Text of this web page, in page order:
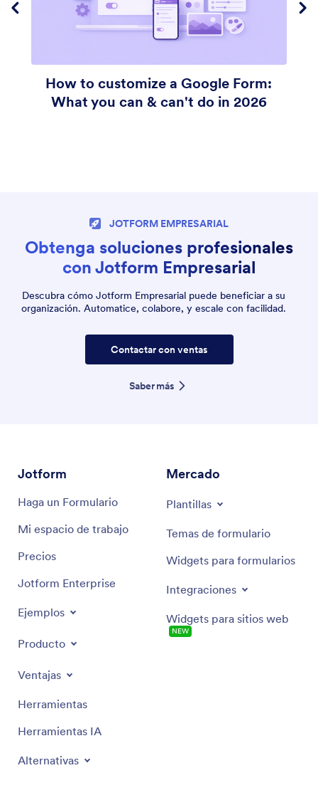
How to customize a Google Form:
What you can & can't do in 2026
JOTFORM EMPRESARIAL
Obtenga soluciones profesionales
con Jotform Empresarial
Descubra cómo Jotform Empresarial puede beneficiar a su
organización. Automatice, colabore, y escale con facilidad.
Contactar con ventas
Saber más
Jotform
Regístrese
Haga un Formulario
Mi espacio de trabajo
Precios
Jotform Enterprise
Ejemplos
Producto
Ventajas
Herramientas
Herramientas IA
Mercado
Plantillas
Temas de formulario
Widgets para formularios
Integraciones
Widgets para sitios web
NUEVA